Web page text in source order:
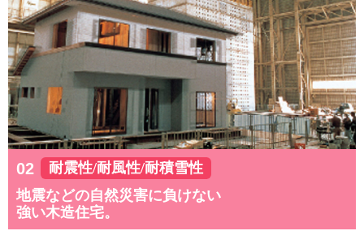
耐震性/耐風性/耐積雪性
地震などの自然災害に負けない
強い木造住宅。